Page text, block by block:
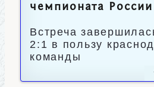
чемпионата России
Встреча
2:1 в пользу
команды